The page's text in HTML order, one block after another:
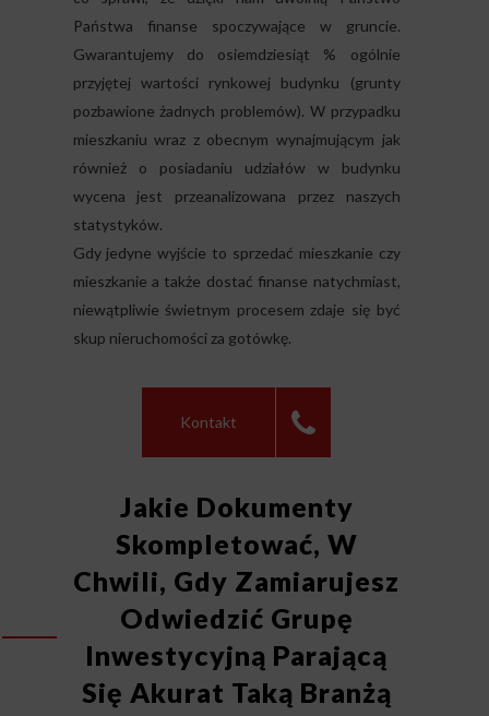
Państwa finanse spoczywające w gruncie.
Gwarantujemy do osiemdziesiąt % ogólnie
przyjętej wartości rynkowej budynku (grunty
pozbawione żadnych problemów). W przypadku
mieszkaniu wraz z obecnym wynajmującym jak
również o posiadaniu udziałów w budynku
wycena jest przeanalizowana przez naszych
statystyków.
Gdy jedyne wyjście to sprzedać mieszkanie czy
mieszkanie a także dostać finanse natychmiast,
niewątpliwie świetnym procesem zdaje się być
skup nieruchomości za gotówkę.
Kontakt
Jakie Dokumenty
Skompletować, W
Chwili, Gdy Zamiarujesz
Odwiedzić Grupę
Inwestycyjną Parającą
Się Akurat Taką Branżą